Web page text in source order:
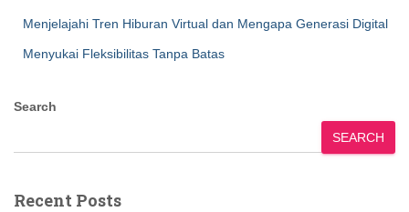
Menjelajahi Tren Hiburan Virtual dan Mengapa Generasi Digital
Menyukai Fleksibilitas Tanpa Batas
Search
SEARCH
Recent Posts